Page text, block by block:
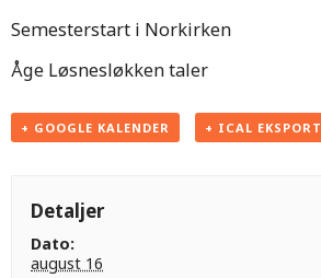
Semesterstart i Norkirken
Åge Løsnesløkken taler
+ GOOGLE KALENDER + ICAL EKSPORT
Detaljer
Dato:
august 16